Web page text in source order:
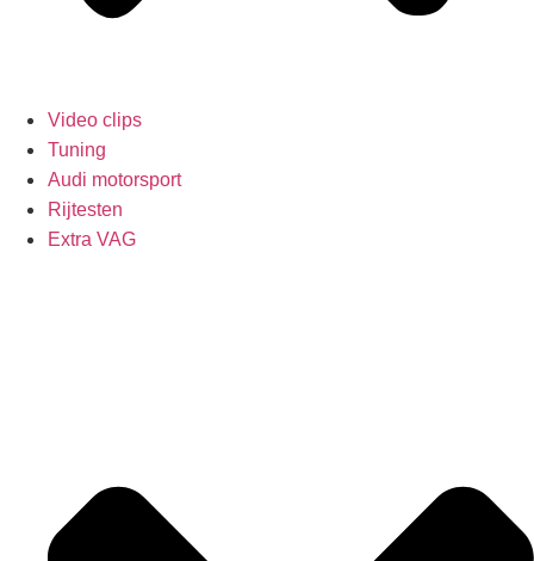
Video clips
Tuning
Audi motorsport
Rijtesten
Extra VAG